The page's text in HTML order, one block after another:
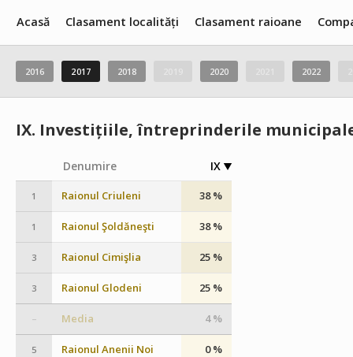
Acasă Clasament localități Clasament raioane
2016 2017 2018 2020 2022
IX. Investițiile, întreprinderile
Denumire IX
1 Raionul Criuleni 38 %
1 Raionul Şoldăneşti 38 %
3 Raionul Cimişlia 25 %
3 Raionul Glodeni 25 %
– Media 4 %
5 Raionul Anenii Noi 0 %